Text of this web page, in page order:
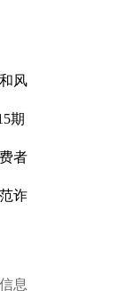
风
期
者
诈
息